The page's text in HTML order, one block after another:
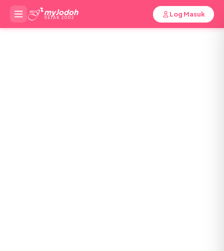
myJodoh
SEJAK 2002 Log Masuk